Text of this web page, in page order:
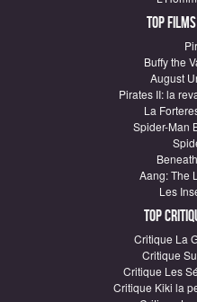
Top
Buffy the
August
Pirates II: la
La
Spider-Man
Aang: The
Les
Top
Critique La
Critique
Critique Les
Critique Kiki la